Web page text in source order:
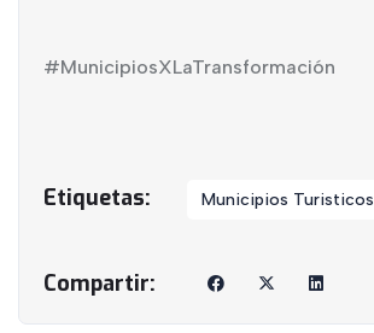
#MunicipiosXLaTransformación
Municipios Turisticos